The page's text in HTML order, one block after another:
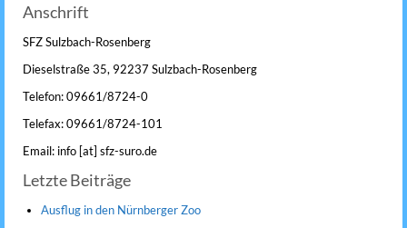
Anschrift
SFZ Sulzbach-Rosenberg
Dieselstraße 35, 92237 Sulzbach-Rosenberg
Telefon: 09661/8724-0
Telefax: 09661/8724-101
Email: info [at] sfz-suro.de
Letzte Beiträge
Ausflug in den Nürnberger Zoo